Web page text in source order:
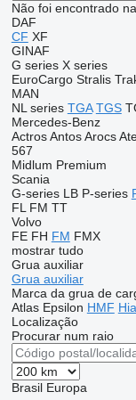
Não foi encontrado
DAF
CF XF
GINAF
G series X series
EuroCargo Stralis
MAN
NL series TGA TGS
Mercedes-Benz
Actros Antos Arocs
567
Midlum Premium
Scania
G-series LB P-series
FL FM TT
Volvo
FE FH FM FMX
mostrar tudo
Grua auxiliar
Grua auxiliar
Marca da grua de
Atlas Epsilon HMF
Localização
Procurar num raio
Brasil Europa